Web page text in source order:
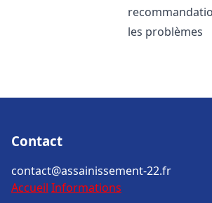
les problèmes
Contact
contact@assainissement-22.fr
Accueil Informations